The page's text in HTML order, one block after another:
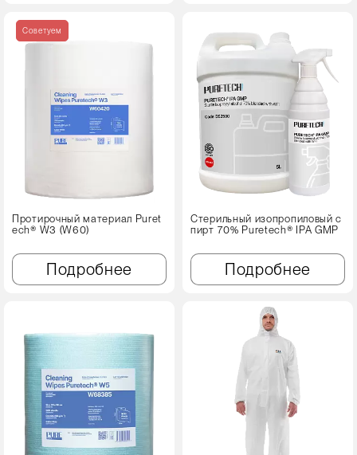
Советуем
Протирочный материал Puret
ech® W3 (W60)
Подробнее
Стерильный изопропиловый с
пирт 70% Puretech® IPA GMP
Подробнее